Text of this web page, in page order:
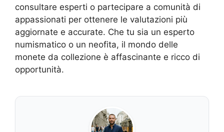
consultare esperti o partecipare a comunità di
appassionati per ottenere le valutazioni più
aggiornate e accurate. Che tu sia un esperto
numismatico o un neofita, il mondo delle
monete da collezione è affascinante e ricco di
opportunità.